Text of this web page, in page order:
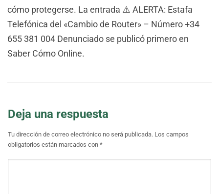
cómo protegerse. La entrada ⚠️ ALERTA: Estafa
Telefónica del «Cambio de Router» – Número +34
655 381 004 Denunciado se publicó primero en
Saber Cómo Online.
Deja una respuesta
Tu dirección de correo electrónico no será publicada. Los campos
obligatorios están marcados con *